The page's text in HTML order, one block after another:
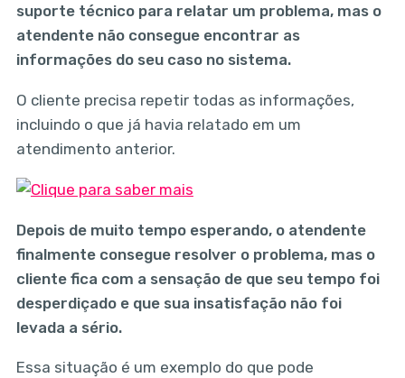
suporte técnico para relatar um problema, mas o
atendente não consegue encontrar as
informações do seu caso no sistema.
O cliente precisa repetir todas as informações,
incluindo o que já havia relatado em um
atendimento anterior.
Depois de muito tempo esperando, o atendente
finalmente consegue resolver o problema, mas o
cliente fica com a sensação de que seu tempo foi
desperdiçado e que sua insatisfação não foi
levada a sério.
Essa situação é um exemplo do que pode